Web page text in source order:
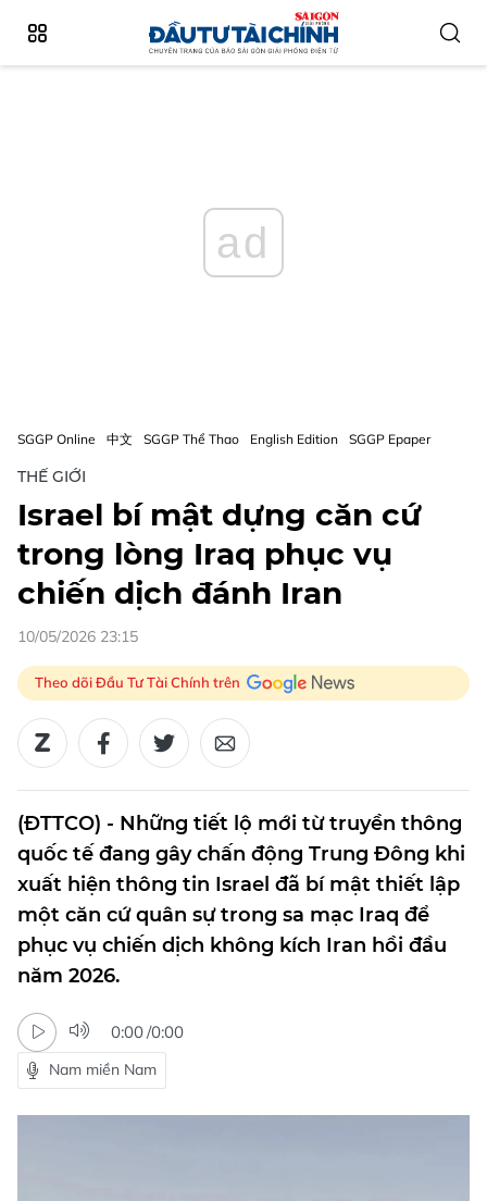
ad
SGGP Online 中文 SGGP Thể Thao English Edition SGGP Epaper
THẾ GIỚI
Israel bí mật dựng căn cứ
trong lòng Iraq phục vụ
chiến dịch đánh Iran
10/05/2026 23:15
Theo dõi Đầu Tư Tài Chính trên
(ĐTTCO) - Những tiết lộ mới từ truyền thông
quốc tế đang gây chấn động Trung Đông khi
xuất hiện thông tin Israel đã bí mật thiết lập
một căn cứ quân sự trong sa mạc Iraq để
phục vụ chiến dịch không kích Iran hồi đầu
năm 2026.
0:00/0:00
Nam miền Nam